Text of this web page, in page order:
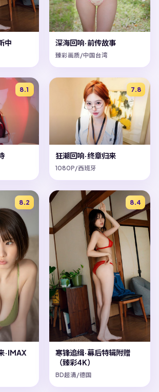
中 深海回响·前传故事
臻彩画质/中国台湾
8.1 7.8
狂潮回响·终章归来
1080P/西班牙
8.2
·IMAX
8.4
寒锋追缉·幕后特辑附赠
（臻彩4K）
BD超清/德国